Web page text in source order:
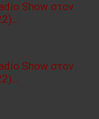
Show στον
Show στον